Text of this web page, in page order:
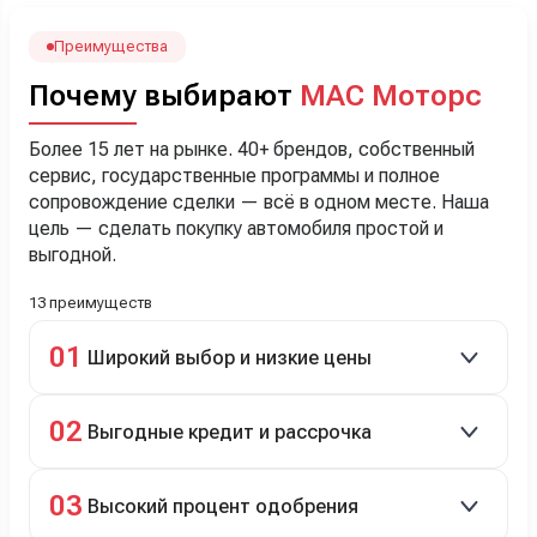
менеджеру Сергею, профессионал своего дела!
Преимущества
Почему выбирают МАС Моторс
Более 15 лет на рынке. 40+ брендов, собственный
сервис, государственные программы и полное
сопровождение сделки — всё в одном месте. Наша
цель — сделать покупку автомобиля простой и
выгодной.
13 преимуществ
01 Широкий выбор и низкие цены
подержанные авто.
02 Выгодные кредит и рассрочка
рассрочка 0% на 2 года при первом взносе 35–50%.
03 Высокий процент одобрения